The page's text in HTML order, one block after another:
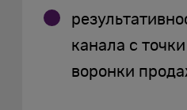
канала с
воронки